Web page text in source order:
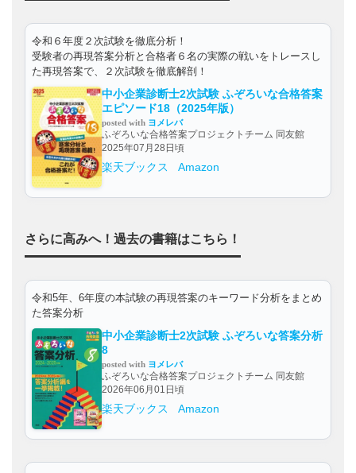
令和６年度２次試験を徹底分析！
受験者の再現答案分析と合格者６名の実際の戦いをトレースし
た再現答案で、２次試験を徹底解剖！
中小企業診断士2次試験 ふぞろいな合格答案
エピソード18（2025年版）
posted with ヨメレバ
ふぞろいな合格答案プロジェクトチーム 同友館
2025年07月28日頃
楽天ブックス Amazon
さらに高みへ！過去の書籍はこちら！
令和5年、6年度の本試験の再現答案のキーワード分析をまとめ
た答案分析
中小企業診断士2次試験 ふぞろいな答案分析
8
posted with ヨメレバ
ふぞろいな合格答案プロジェクトチーム 同友館
2026年06月01日頃
楽天ブックス Amazon